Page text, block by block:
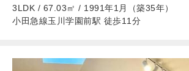
3LDK / 67.03㎡ / 1991年1月（築35年）
小田急線玉川学園前駅 徒歩11分